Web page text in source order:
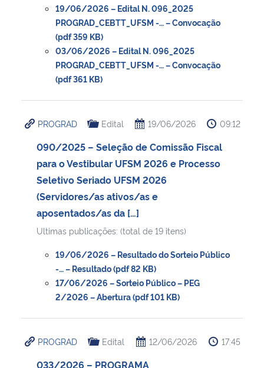
19/06/2026 – Edital N. 096_2025
PROGRAD_CEBTT_UFSM -… – Convocação
(pdf 359 KB)
03/06/2026 – Edital N. 096_2025
PROGRAD_CEBTT_UFSM -… – Convocação
(pdf 361 KB)
PROGRAD Edital 19/06/2026 09:12
090/2025 – Seleção de Comissão Fiscal
para o Vestibular UFSM 2026 e Processo
Seletivo Seriado UFSM 2026
(Servidores/as ativos/as e
aposentados/as da […]
Ultimas publicações: (total de 19 itens)
19/06/2026 – Resultado do Sorteio Público
-… – Resultado (pdf 82 KB)
17/06/2026 – Sorteio Público – PEG
2/2026 – Abertura (pdf 101 KB)
PROGRAD Edital 12/06/2026 17:45
033/2026 – PROGRAMA